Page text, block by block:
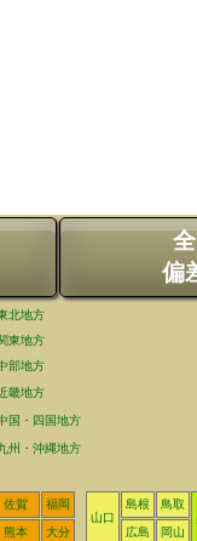
偏
北地方
東地方
部地方
畿地方
国・四国地方
州・沖縄地方
佐賀
福岡
山口
島根
鳥取
熊本
大分 広島 岡山